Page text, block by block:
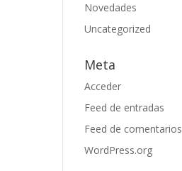
Novedades
Uncategorized
Meta
Acceder
Feed de entradas
Feed de comentarios
WordPress.org